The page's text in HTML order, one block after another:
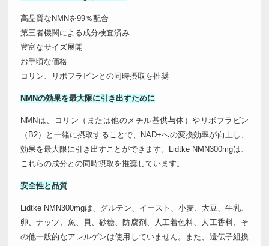
高品質なNMNを99％配合
第三者機関による成分検査済み
豊富なサイズ展開
お手頃な価格
コリン、リボフラビンとの同時摂取を推奨
NMNの効果を最大限に引き出すために
NMNは、コリン（または他のメチル基供与体）やリボフラビン
（B2）と一緒に摂取することで、NAD+への変換効率が向上し、
効果を最大限に引き出すことができます。Lidtke NMN300mgは、
これらの成分との同時摂取を推奨しています。
安全性と品質
Lidtke NMN300mgは、グルテン、イースト、小麦、大豆、牛乳、
卵、ナッツ、魚、貝、砂糖、防腐剤、人工着色料、人工香料、そ
の他一般的なアレルゲンは使用していません。また、遺伝子組換